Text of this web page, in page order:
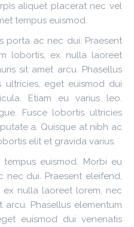
aliquet placerat nec vel
tempus euismod.
porta ac nec dui. Praesent
lobortis, ex nulla laoreet
sit amet arcu. Phasellus
ultricies, eget euismod dui
Etiam eu varius leo.
Fusce lobortis ultricies
a. Quisque at nibh ac
elit et gravida varius.
euismod. Morbi eu
nec dui. Praesent eleifend,
nulla laoreet lorem, nec
arcu. Phasellus elementum
euismod dui venenatis